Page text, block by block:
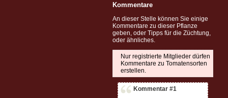
Kommentare
An dieser Stelle können Sie einige
Kommentare zu dieser Pflanze
geben, oder Tipps für die Züchtung,
oder ähnliches.
Nur registrierte Mitglieder dürfen
Kommentare zu Tomatensorten
erstellen.
Kommentar #1